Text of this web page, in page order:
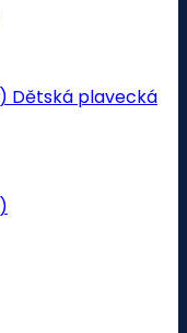
Dětská plavecká